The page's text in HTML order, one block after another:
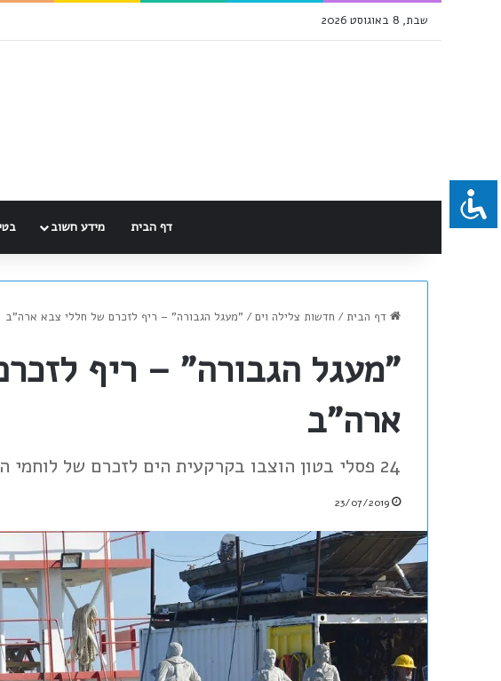
שבת, 8 באוגוסט 2026
דף הבית מידע חשוב
דף הבית / חדשות צלילה וים/ "מעגל הגבורה" – ריף לזכרם של חללי צבא ארה"ב
"מעגל הגבורה" – ריף
ארה"ב
24 פסלי בטון הוצבו בקרקעית הים לזכרם של לוחמי הזרועות השונות בצבא האמריקאי
23/07/2019